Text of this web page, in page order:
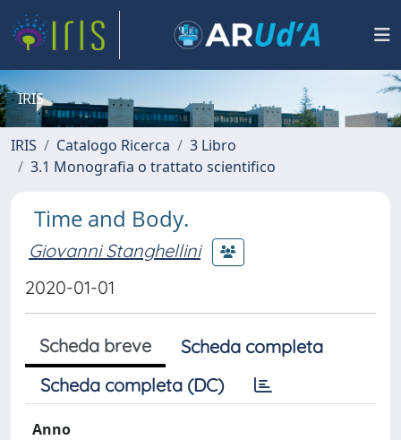
IRIS
IRIS Catalogo Ricerca
3 Libro
3.1 Monografia o trattato scientifico
Time and Body.
Giovanni Stanghellini
2020-01-01
Scheda breve
Scheda completa
Scheda completa (DC)
Anno